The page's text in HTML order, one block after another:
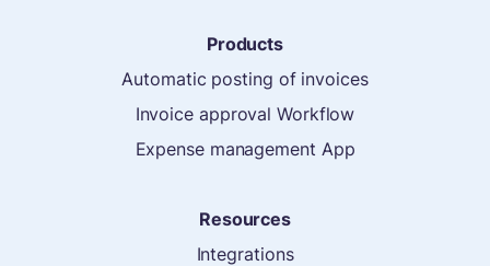
Products
Automatic posting of invoices
Invoice approval Workflow
Expense management App
Resources
Integrations